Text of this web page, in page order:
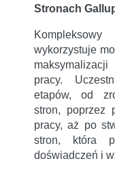
Stronach
wykorzystuje
pracy.
etapów, od
stron, poprzez
pracy, aż po
stron, która
doświadczeń i